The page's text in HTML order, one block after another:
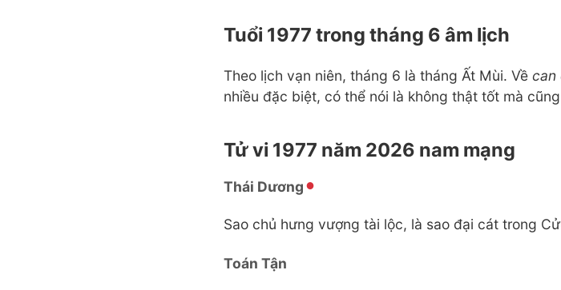
Tuổi 1977 trong tháng 6 âm lịch
Theo lịch vạn niên, tháng 6 là tháng Ất Mùi. Vềcan
nhiều đặc biệt, có thể nói là không thật tốt mà
Tử vi 1977 năm 2026 nam mạng
Thái Dương
Sao chủ hưng vượng tài lộc, là sao đại cát trong
Toán Tận